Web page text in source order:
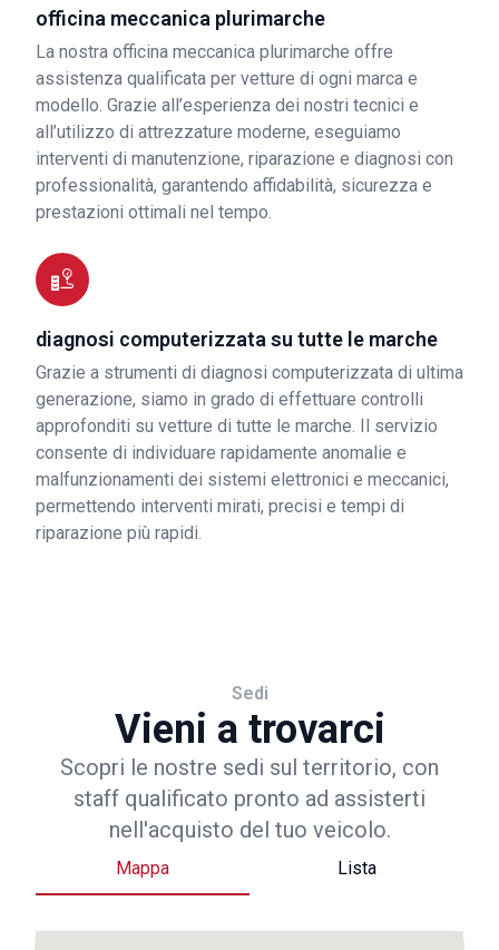
officina meccanica plurimarche
La nostra officina meccanica plurimarche offre
assistenza qualificata per vetture di ogni marca e
modello. Grazie all’esperienza dei nostri tecnici e
all’utilizzo di attrezzature moderne, eseguiamo
interventi di manutenzione, riparazione e diagnosi con
professionalità, garantendo affidabilità, sicurezza e
prestazioni ottimali nel tempo.
diagnosi computerizzata su tutte le marche
Grazie a strumenti di diagnosi computerizzata di ultima
generazione, siamo in grado di effettuare controlli
approfonditi su vetture di tutte le marche. Il servizio
consente di individuare rapidamente anomalie e
malfunzionamenti dei sistemi elettronici e meccanici,
permettendo interventi mirati, precisi e tempi di
riparazione più rapidi.
Sedi
Vieni a trovarci
Scopri le nostre sedi sul territorio, con
staff qualificato pronto ad assisterti
nell'acquisto del tuo veicolo.
Mappa Lista